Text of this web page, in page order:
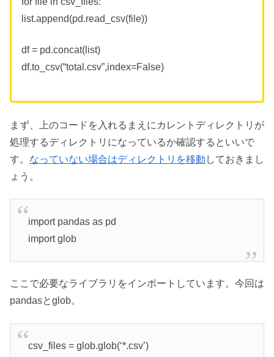
list.append(pd.read_csv(file))
df = pd.concat(list)
df.to_csv(“total.csv”,index=False)
まず、上のコードを入れるまえにカレントディレクトリが
処理するディレクトリになっているか確認するといいで
す。 なっていない場合はディレクトリを移動 しておきまし
ょう。
import pandas as pd
import glob
ここで必要なライブラリをインポートしています。今回は
pandasとglob。
csv_files = glob.glob(‘*.csv’)